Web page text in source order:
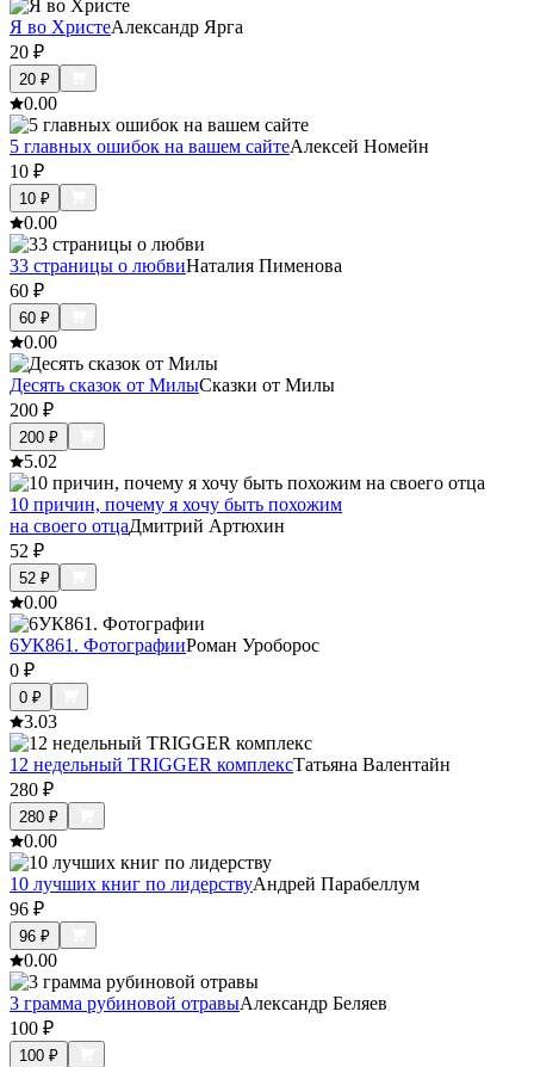
Я во ХристеАлександр Ярга
20 ₽
20 ₽
0.00
5 главных ошибок на вашем сайтеАлексей Номейн
10 ₽
10 ₽
0.00
33 страницы о любвиНаталия Пименова
60 ₽
60 ₽
0.00
Десять сказок от МилыСказки от Милы
200 ₽
200 ₽
5.02
10 причин, почему я хочу быть похожим
на своего отцаДмитрий Артюхин
52 ₽
52 ₽
0.00
6УК861. ФотографииРоман Уроборос
0 ₽
0 ₽
3.03
12 недельный TRIGGER комплексТатьяна Валентайн
280 ₽
280 ₽
0.00
10 лучших книг по лидерствуАндрей Парабеллум
96 ₽
96 ₽
0.00
3 грамма рубиновой отравыАлександр Беляев
100 ₽
100 ₽